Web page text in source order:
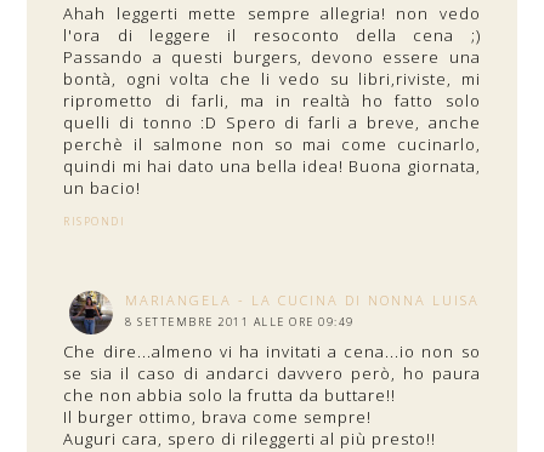
Ahah leggerti mette sempre allegria! non vedo
l'ora di leggere il resoconto della cena ;)
Passando a questi burgers, devono essere una
bontà, ogni volta che li vedo su libri,riviste, mi
riprometto di farli, ma in realtà ho fatto solo
quelli di tonno :D Spero di farli a breve, anche
perchè il salmone non so mai come cucinarlo,
quindi mi hai dato una bella idea! Buona giornata,
un bacio!
RISPONDI
MARIANGELA - LA CUCINA DI NONNA LUISA
8 SETTEMBRE 2011 ALLE ORE 09:49
Che dire...almeno vi ha invitati a cena...io non so
se sia il caso di andarci davvero però, ho paura
che non abbia solo la frutta da buttare!!
Il burger ottimo, brava come sempre!
Auguri cara, spero di rileggerti al più presto!!